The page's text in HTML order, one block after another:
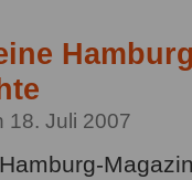
18. Juli 2007